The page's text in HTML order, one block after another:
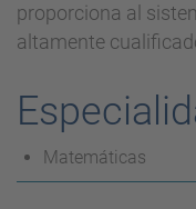
proporciona al
altamente
Matemáticas